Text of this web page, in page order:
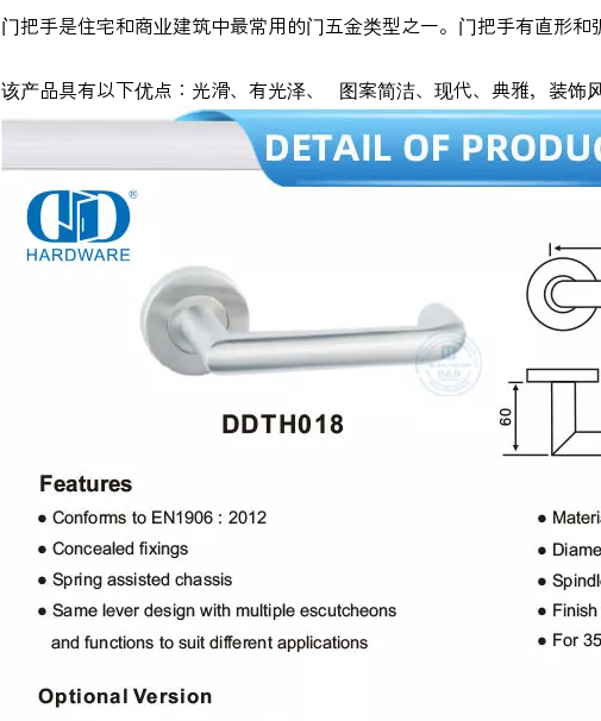
门把手是住宅和商业建筑中最常用的门五金类型之一。门把手有直形和
该产品具有以下优点：光滑、有光泽、 图案简洁、现代、典雅，装饰风